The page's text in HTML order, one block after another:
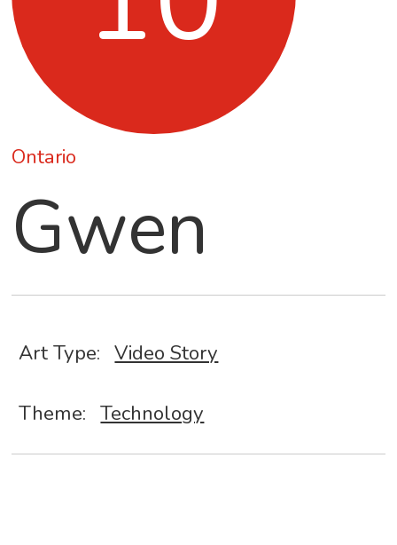
Ontario
Gwen
Art Type: Video Story
Theme: Technology